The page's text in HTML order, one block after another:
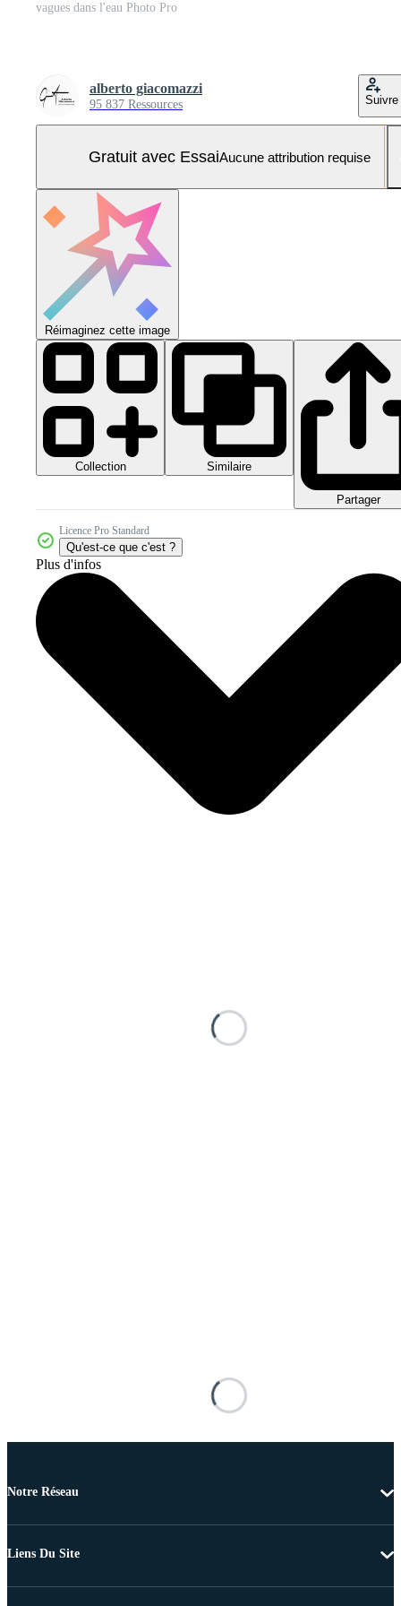
vagues dans l'eau Photo Pro
alberto giacomazzi
95 837 Ressources Suivre
Gratuit avec EssaiAucune attribution requise
Réimaginez cette image
Collection Similaire
Partager
Licence Pro Standard
Qu'est-ce que c'est ?
Plus d'infos
Notre Réseau
Liens Du Site